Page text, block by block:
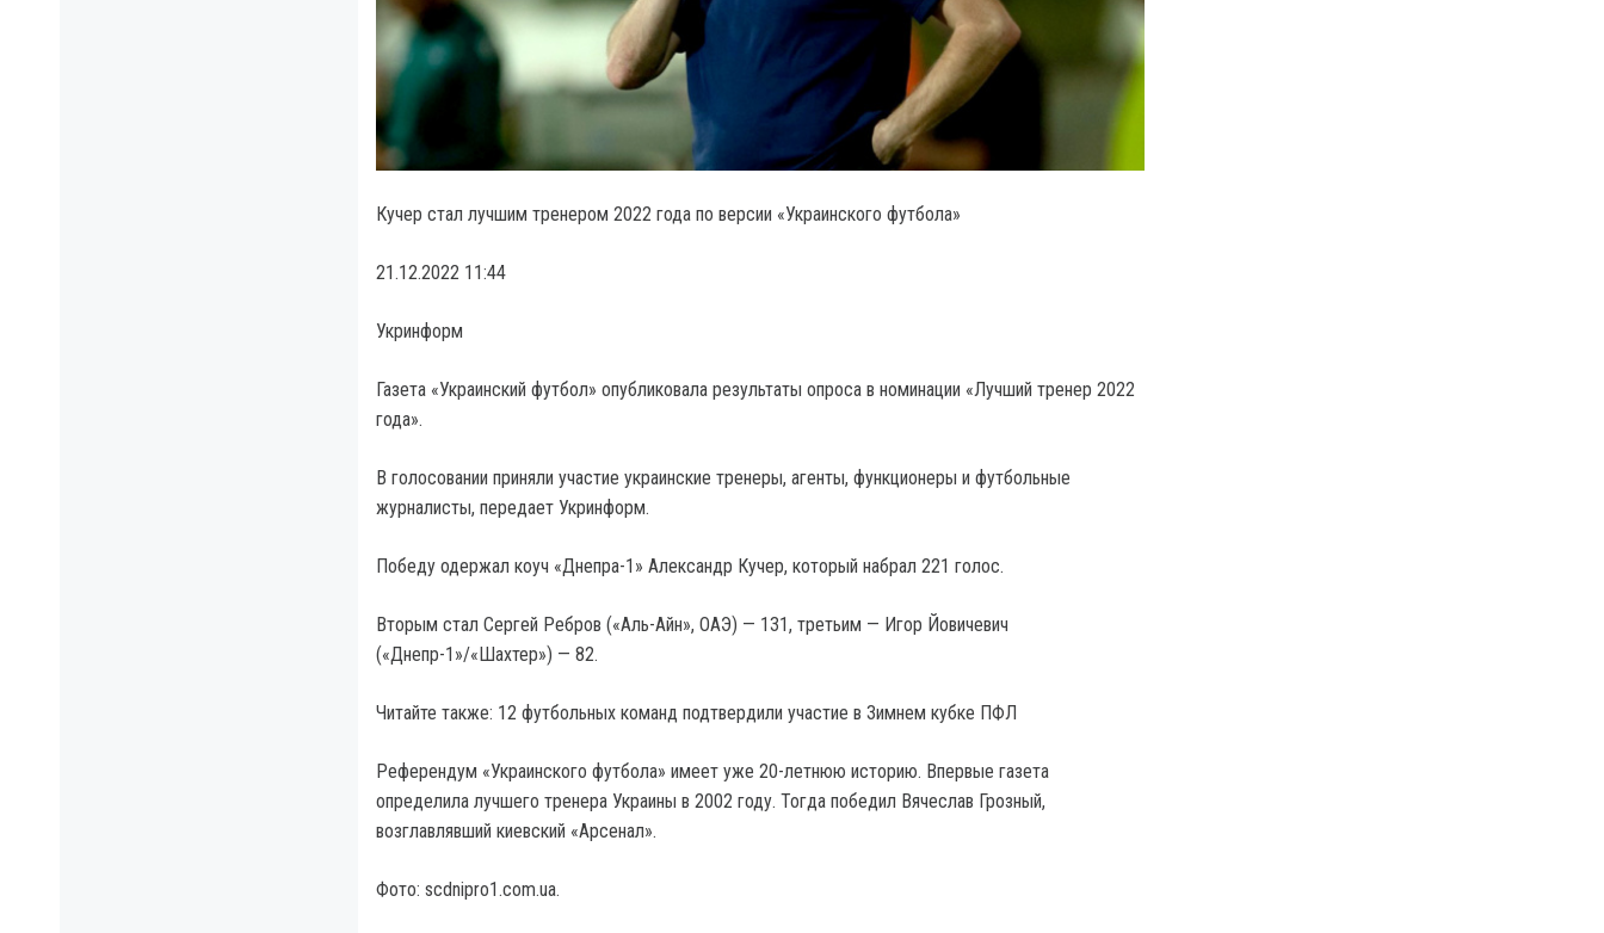
Кучер стал лучшим тренером 2022 года по версии «Украинского футбола»
21.12.2022 11:44
Укринформ
Газета «Украинский футбол» опубликовала результаты опроса в номинации «Лучший тренер 2022
года».
В голосовании приняли участие украинские тренеры, агенты, функционеры и футбольные
журналисты, передает Укринформ.
Победу одержал коуч «Днепра-1» Александр Кучер, который набрал 221 голос.
Вторым стал Сергей Ребров («Аль-Айн», ОАЭ) — 131, третьим — Игор Йовичевич
(«Днепр-1»/«Шахтер») — 82.
Читайте также: 12 футбольных команд подтвердили участие в Зимнем кубке ПФЛ
Референдум «Украинского футбола» имеет уже 20-летнюю историю. Впервые газета
определила лучшего тренера Украины в 2002 году. Тогда победил Вячеслав Грозный,
возглавлявший киевский «Арсенал».
Фото: scdnipro1.com.ua.